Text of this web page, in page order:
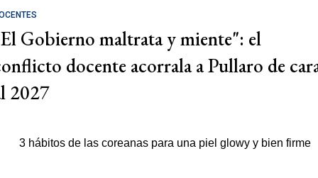
Gobierno maltrata y miente": el
docente acorrala a Pullaro de
2027